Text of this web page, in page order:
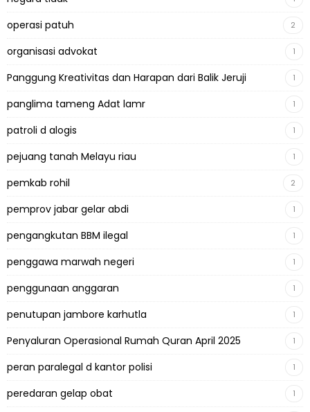
operasi patuh 2
organisasi advokat 1
Panggung Kreativitas dan Harapan dari Balik Jeruji 1
panglima tameng Adat lamr 1
patroli d alogis 1
pejuang tanah Melayu riau 1
pemkab rohil 2
pemprov jabar gelar abdi 1
pengangkutan BBM ilegal 1
penggawa marwah negeri 1
penggunaan anggaran 1
penutupan jambore karhutla 1
Penyaluran Operasional Rumah Quran April 2025 1
peran paralegal d kantor polisi 1
peredaran gelap obat 1